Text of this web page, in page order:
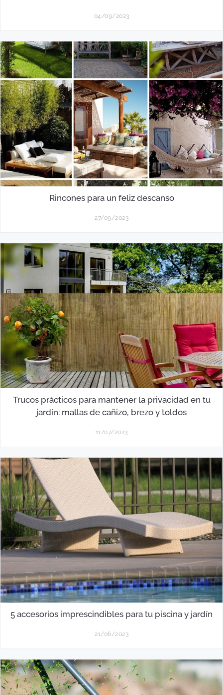
04/09/2023
Rincones para un feliz descanso
27/09/2023
Trucos prácticos para mantener la privacidad en tu
jardín: mallas de cañizo, brezo y toldos
11/07/2023
5 accesorios imprescindibles para tu piscina y jardín
21/06/2023